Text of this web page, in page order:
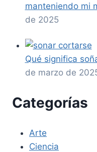
manteniendo mi
de 2025
Qué significa
de marzo de
Categorías
Arte
Ciencia